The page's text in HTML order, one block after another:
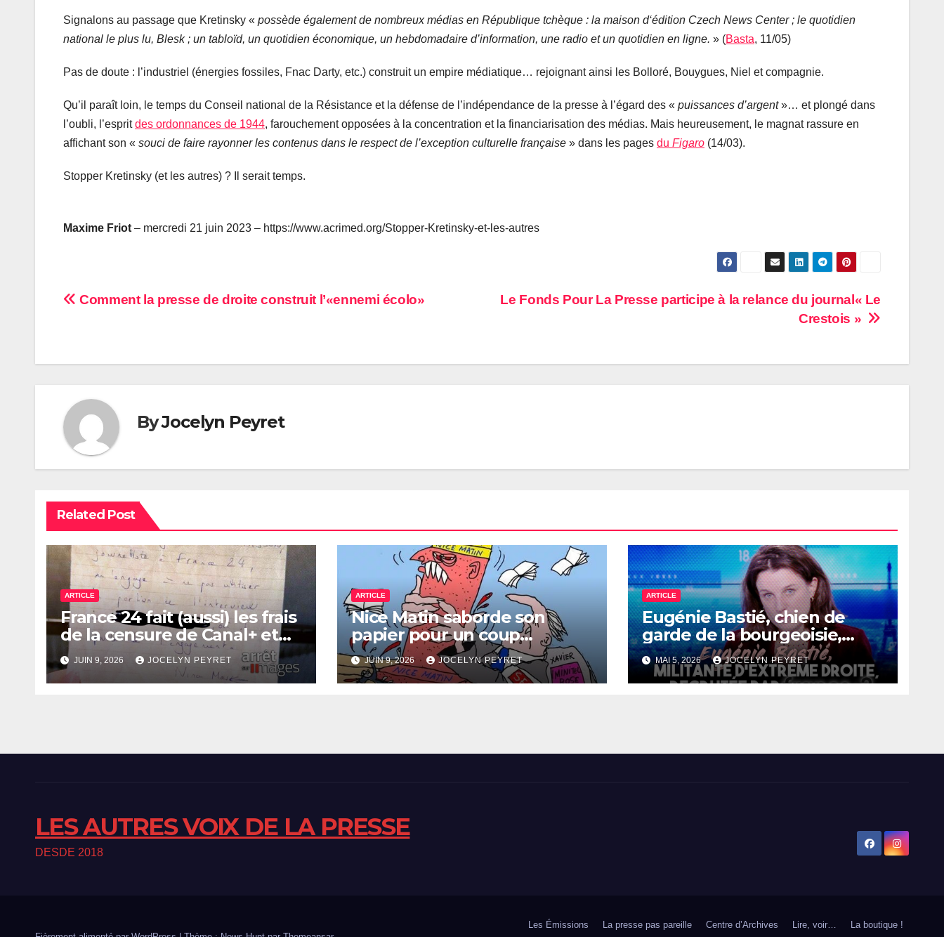
Signalons au passage que Kretinsky « possède également de nombreux médias en République tchèque : la maison d‘édition Czech News Center ; le quotidien
national le plus lu, Blesk ; un tabloïd, un quotidien économique, un hebdomadaire d’information, une radio et un quotidien en ligne. » (Basta, 11/05)
Pas de doute : l’industriel (énergies fossiles, Fnac Darty, etc.) construit un empire médiatique… rejoignant ainsi les Bolloré, Bouygues, Niel et compagnie.
Qu’il paraît loin, le temps du Conseil national de la Résistance et la défense de l’indépendance de la presse à l’égard des « puissances d’argent»… et plongé dans
l’oubli, l’espritdes ordonnances de 1944, farouchement opposées à la concentration et la financiarisation des médias. Mais heureusement, le magnat rassure en
affichant son « souci de faire rayonner les contenus dans le respect de l’exception culturelle française » dans les pages du Figaro (14/03).
Stopper Kretinsky (et les autres) ? Il serait temps.
Maxime Friot – mercredi 21 juin 2023 – https://www.acrimed.org/Stopper-Kretinsky-et-les-autres
Navigation
l’article
Le Fonds Pour La Presse participe à la relance du journal« Le
Crestois »
Comment la presse de droite construit l’«ennemi écolo»
ByJocelyn Peyret
Related Post
ARTICLE
France 24 fait (aussi) les frais
de la censure de Canal+ et
Bolloré
JUIN 9, 2026 JOCELYN PEYRET
ARTICLE
Nice Matin saborde son
papier pour un coup
immobilier ?
JUIN 9, 2026 JOCELYN PEYRET
ARTICLE
Eugénie Bastié, chien de
garde de la bourgeoisie,
recrutée par France 2 pour
les présidentielles
MAI 5, 2026 JOCELYN PEYRET
LES AUTRES VOIX DE LA PRESSE
DESDE 2018
Les Émissions La presse pas pareille Centre d’Archives Lire, voir… La boutique !